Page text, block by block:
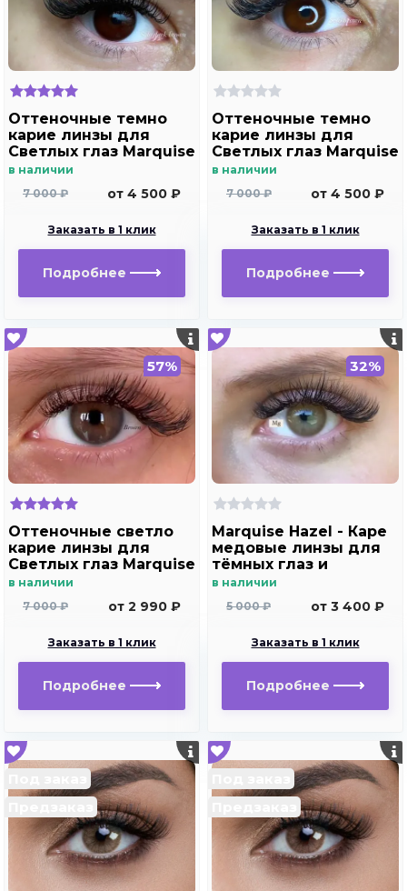
Оттеночные темно
карие линзы для
Светлых глаз Marquise
Solo Dark brown с
карие ) /Плюсовые
дальнозоркости и
близорукости
в наличии
7 000 ₽
от 4 500 ₽
Заказать в 1 клик
Подробнее
Оттеночные темно
карие линзы для
Светлых глаз Marquise
Solo brown с
карие ) /Плюсовые
дальнозоркости и
близорукости
в наличии
7 000 ₽
от 4 500 ₽
Заказать в 1 клик
Подробнее
57%
Оттеночные светло
карие линзы для
Светлых глаз Marquise
Solo brown без
Плюсовые диоптрии
и близорукости
в наличии
7 000 ₽
от 2 990 ₽
Заказать в 1 клик
Подробнее
32%
Marquise Hazel - Каре
медовые линзы для
тёмных глаз и
светлых глаз
в наличии
5 000 ₽
от 3 400 ₽
Заказать в 1 клик
Подробнее